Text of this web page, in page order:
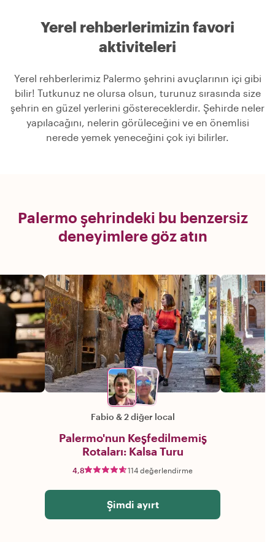
Yerel rehberlerimizin favori
aktiviteleri
Yerel rehberlerimiz Palermo şehrini avuçlarının içi gibi
bilir! Tutkunuz ne olursa olsun, turunuz sırasında size
şehrin en güzel yerlerini göstereceklerdir. Şehirde neler
yapılacağını, nelerin görüleceğini ve en önemlisi
nerede yemek yeneceğini çok iyi bilirler.
Palermo şehrindeki bu benzersiz
deneyimlere göz atın
Fabio &2 diğer local
Palermo'nun Keşfedilmemiş
Rotaları: Kalsa Turu
4,8 114 değerlendirme
Şimdi ayırt